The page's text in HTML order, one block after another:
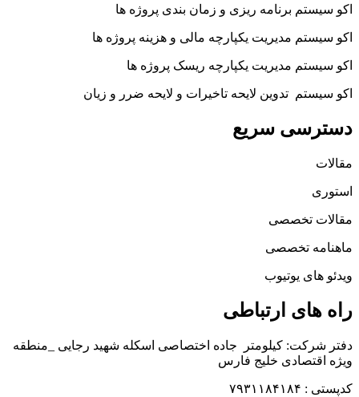
اکو سیستم برنامه ریزی و زمان بندی پروژه ها
اکو سیستم مدیریت یکپارچه مالی و هزینه پروژه ها
اکو سیستم مدیریت یکپارچه ریسک پروژه ها
اکو سیستم تدوین لایحه تاخیرات و لایحه ضرر و زیان
دسترسی سریع
مقالات
استوری
مقالات تخصصی
ماهنامه تخصصی
ویدئو های یوتیوب
راه های ارتباطی
دفتر شرکت: کیلومتر جاده اختصاصی اسکله شهید رجایی _منطقه
ویژه اقتصادی خلیج فارس
کدپستی : ۷۹۳۱۱۸۴۱۸۴